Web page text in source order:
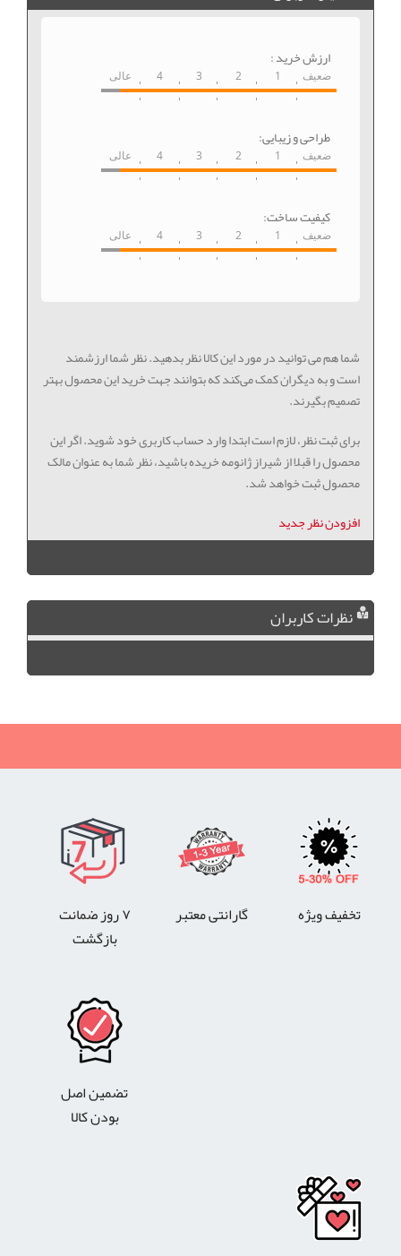
ارزش خرید :
ضعیف 1
2
3
4 عالی
طراحی و زیبایی:
ضعیف 1
2
3
4 عالی
کیفیت ساخت:
ضعیف 1
2
3
4 عالی
شما هم می توانید در مورد این کالا نظر بدهید. نظر شما ارزشمند
است و به دیگران کمک می‌کند که بتوانند جهت خرید این محصول بهتر
تصمیم بگیرند.
برای ثبت نظر، لازم است ابتدا وارد حساب کاربری خود شوید. اگر این
محصول را قبلا از شیراز ژانومه خریده باشید، نظر شما به عنوان مالک
محصول ثبت خواهد شد.
افزودن نظر جدید
نظرات کاربران
تخفیف ویژه گارانتی معتبر
۷ روز ضمانت
بازگشت
تضمین اصل
بودن کالا